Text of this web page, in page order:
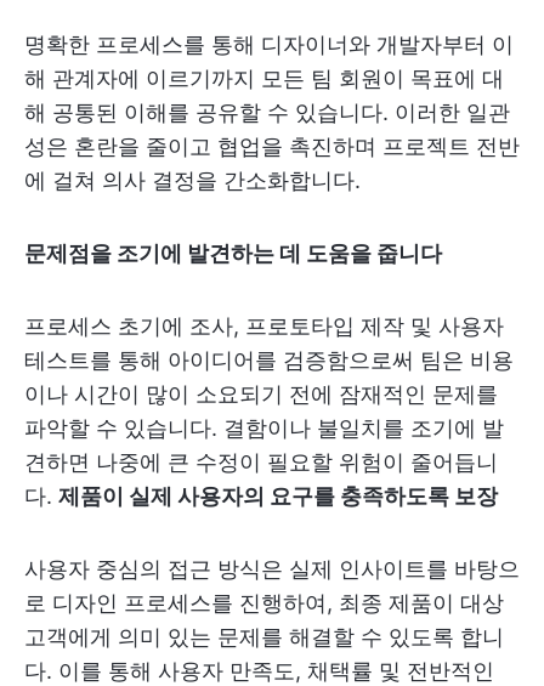
명확한 프로세스를 통해 디자이너와 개발자부터 이
해 관계자에 이르기까지 모든 팀 회원이 목표에 대
해 공통된 이해를 공유할 수 있습니다. 이러한 일관
성은 혼란을 줄이고 협업을 촉진하며 프로젝트 전반
에 걸쳐 의사 결정을 간소화합니다.
문제점을 조기에 발견하는 데 도움을 줍니다
프로세스 초기에 조사, 프로토타입 제작 및 사용자
테스트를 통해 아이디어를 검증함으로써 팀은 비용
이나 시간이 많이 소요되기 전에 잠재적인 문제를
파악할 수 있습니다. 결함이나 불일치를 조기에 발
견하면 나중에 큰 수정이 필요할 위험이 줄어듭니
다. 제품이 실제 사용자의 요구를 충족하도록 보장
사용자 중심의 접근 방식은 실제 인사이트를 바탕으
로 디자인 프로세스를 진행하여, 최종 제품이 대상
고객에게 의미 있는 문제를 해결할 수 있도록 합니
다. 이를 통해 사용자 만족도, 채택률 및 전반적인